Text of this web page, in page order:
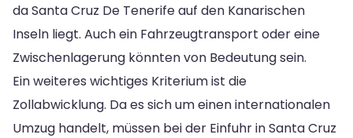
da Santa Cruz De Tenerife auf den Kanarischen
Inseln liegt. Auch ein Fahrzeugtransport oder eine
Zwischenlagerung könnten von Bedeutung sein.
Ein weiteres wichtiges Kriterium ist die
Zollabwicklung. Da es sich um einen internationalen
Umzug handelt, müssen bei der Einfuhr in Santa Cruz